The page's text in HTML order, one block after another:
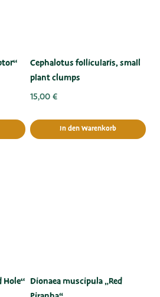
Cephalotus follicularis, small
plant clumps
15,00 €
In den Warenkorb
Hole“ Dionaea muscipula „Red